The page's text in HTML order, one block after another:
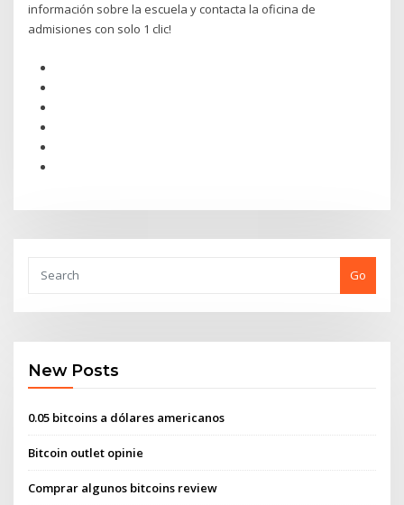
información sobre la escuela y contacta la oficina de
admisiones con solo 1 clic!
Go
New Posts
0.05 bitcoins a dólares americanos
Bitcoin outlet opinie
Comprar algunos bitcoins review